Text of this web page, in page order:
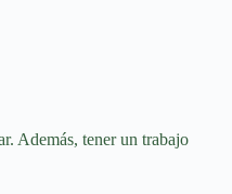
Además, tener un trabajo